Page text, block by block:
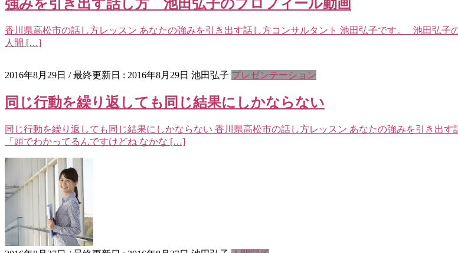
強みを引き出す話し方 池田弘子のプロフィール動画
香川県高松市の話し方レッスン あなたの強みを引き出す話し方コンサルタント 池田弘子です。 池田弘
人間 […]
2016年8月29日 / 最終更新日 : 2016年8月29日 池田弘子 プレゼンテーション
同じ行動を繰り返しても同じ結果にしかならない
同じ行動を繰り返しても同じ結果にしかならない 香川県高松市の話し方レッスン あなたの強みを引き出
「頭でわかってるんですけどね なかな […]